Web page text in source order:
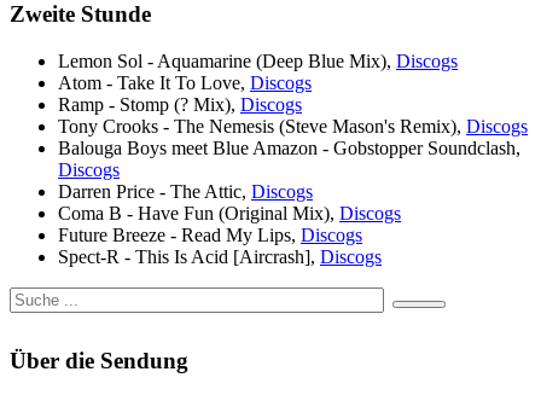
Zweite Stunde
Lemon Sol - Aquamarine (Deep Blue Mix), Discogs
Atom - Take It To Love, Discogs
Ramp - Stomp (? Mix), Discogs
Tony Crooks - The Nemesis (Steve Mason's Remix), Discogs
Balouga Boys meet Blue Amazon - Gobstopper Soundclash,
Discogs
Darren Price - The Attic, Discogs
Coma B - Have Fun (Original Mix), Discogs
Future Breeze - Read My Lips, Discogs
Spect-R - This Is Acid [Aircrash], Discogs
Über die Sendung